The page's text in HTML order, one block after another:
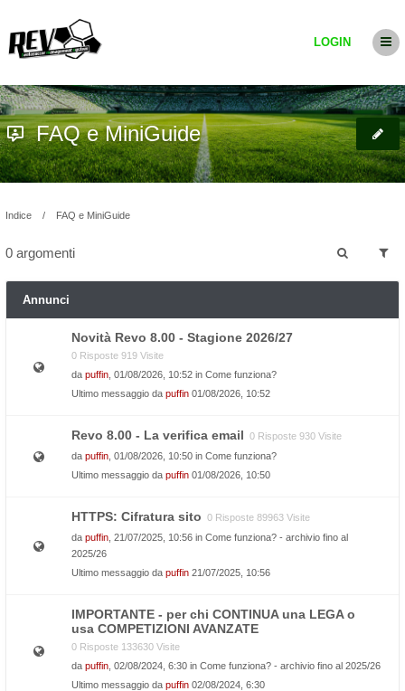
LOGIN
FAQ e MiniGuide
Indice FAQ e MiniGuide
0 argomenti
Annunci
Novità Revo 8.00 - Stagione 2026/27
0 Risposte 919 Visite
da puffin , 01/08/2026, 10:52 in Come funziona?
Ultimo messaggio da puffin 01/08/2026, 10:52
Revo 8.00 - La verifica email 0 Risposte 930 Visite
da puffin , 01/08/2026, 10:50 in Come funziona?
Ultimo messaggio da puffin 01/08/2026, 10:50
HTTPS: Cifratura sito 0 Risposte 89963 Visite
da puffin , 21/07/2025, 10:56 in Come funziona? - archivio fino al
2025/26
Ultimo messaggio da puffin 21/07/2025, 10:56
IMPORTANTE - per chi CONTINUA una LEGA o
usa COMPETIZIONI AVANZATE
0 Risposte 133630 Visite
da puffin , 02/08/2024, 6:30 in Come funziona? - archivio fino al 2025/26
Ultimo messaggio da puffin 02/08/2024, 6:30